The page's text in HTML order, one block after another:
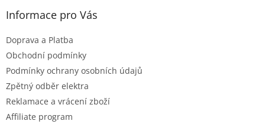
Informace pro Vás
Doprava a Platba
Obchodní podmínky
Podmínky ochrany osobních údajů
Zpětný odběr elektra
Reklamace a vrácení zboží
Affiliate program